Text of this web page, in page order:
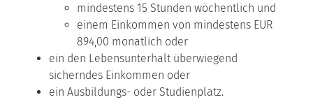
mindestens 15 Stunden wöchentlich und
einem Einkommen von mindestens EUR
894,00 monatlich oder
ein den Lebensunterhalt überwiegend
sicherndes Einkommen oder
ein Ausbildungs- oder Studienplatz.